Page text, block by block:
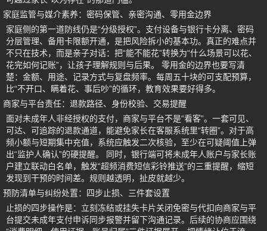
家庭监管与媒介素养：密码保管、亲密沟通、零用金边界
家庭侧的第一道防线仍是“分级授权”。支付设备与银行卡分离、密码
分层管理、备用卡限额开通，是把风险拆小的基本功。真正的难点并
不只在技术，而是亲子对话：把“能不能花”转换为“什么场景可以花、
花完如何记账”，让孩子理解规则与后果。 零用金的边界也要写清
楚：金额、用途、记录方式与复盘频率。每周五十块的可支配预算，
比“不开口、瞒着花、事后吵”的循环，教育效果要好得多。
商家与平台责任：退款路径、身份校验、交易提醒
面对未成年人非经授权的支付，商家与平台不是“看客”。一套可见、
可达、可追踪的退款通道，能避免家长在客服系统里“转圈”。对于高
频小额与短期集中充值，系统应触发二次核验，至少在可疑阈值上弹
出“监护人确认”的硬提醒。 同时，银行端可将未成年人账户与家长账
户建立联动白名单，触发“超频消费短信彩铃推送”的三重提醒，缩短
发现到干预的时间差。规则越透明，扯皮就越少。
预防清单与纠纷处置：四步止损、三件套设置
止损的四步操作是：立刻冻结或挂失卡片关闭免密与代扣向商家与平
台提交未成年支付申诉同步报警并留下沟通记录。后续的协商应围绕